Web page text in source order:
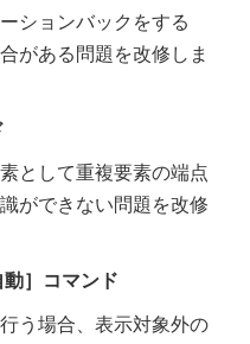
ションバックをする
がある問題を改修しま
として重複要素の端点
ができない問題を改修
］コマンド
う場合、表示対象外の